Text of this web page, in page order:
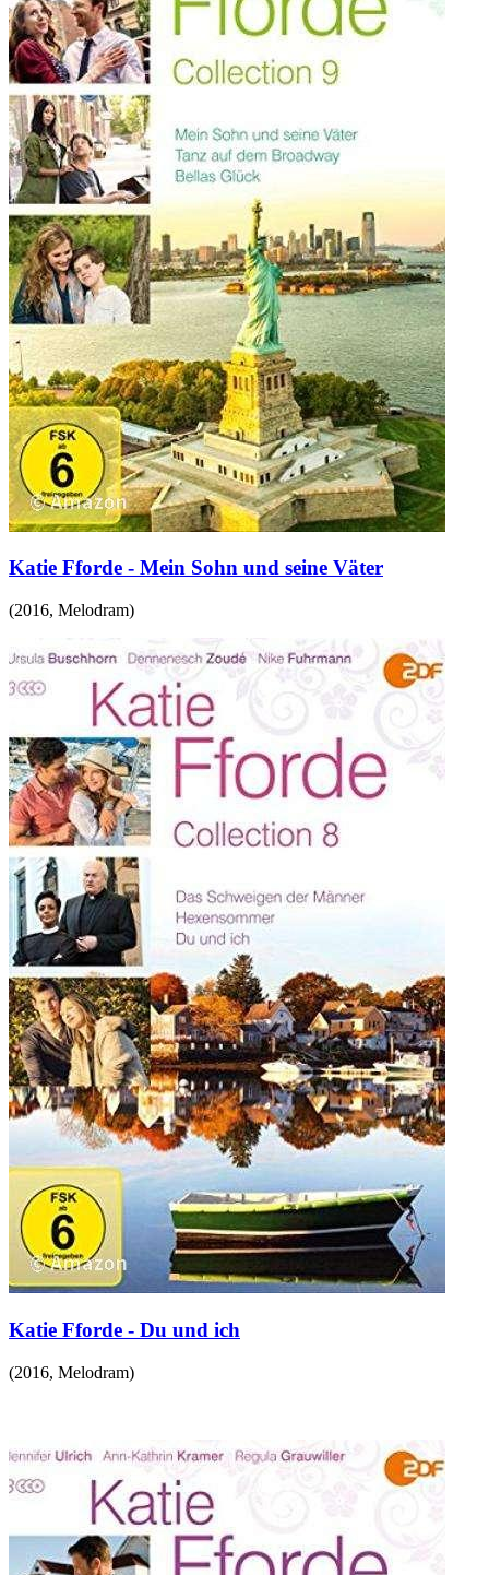
Katie Fforde - Mein Sohn und seine Väter
(2016, Melodram)
Katie Fforde - Du und ich
(2016, Melodram)